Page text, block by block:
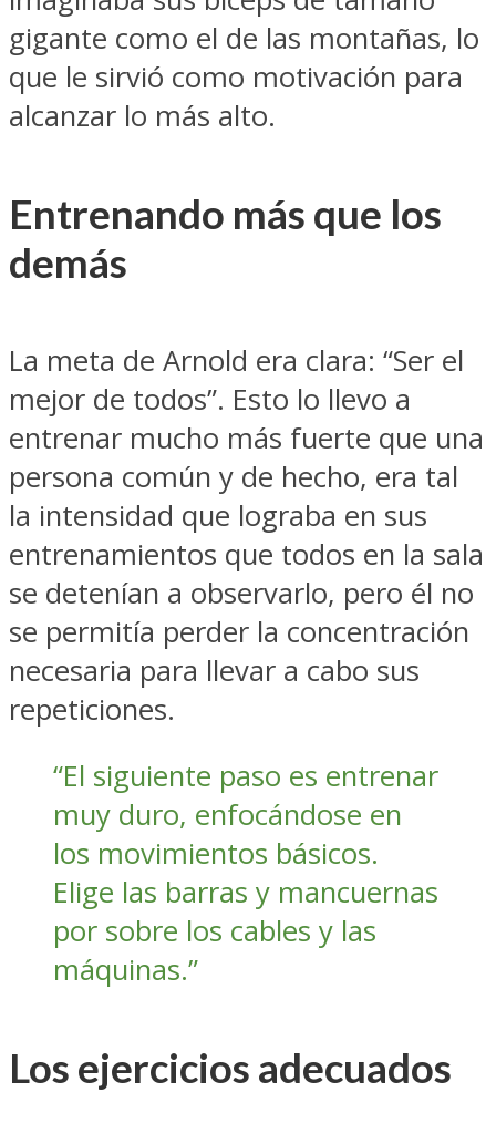
gigante como el de las montañas, lo
que le sirvió como motivación para
alcanzar lo más alto.
Entrenando más que los
demás
La meta de Arnold era clara: “Ser el
mejor de todos”. Esto lo llevo a
entrenar mucho más fuerte que una
persona común y de hecho, era tal
la intensidad que lograba en sus
entrenamientos que todos en la sala
se detenían a observarlo, pero él no
se permitía perder la concentración
necesaria para llevar a cabo sus
repeticiones.
“El siguiente paso es entrenar
muy duro, enfocándose en
los movimientos básicos.
Elige las barras y mancuernas
por sobre los cables y las
máquinas.”
Los ejercicios adecuados